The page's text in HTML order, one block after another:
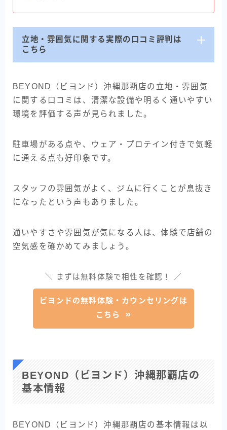
立地・雰囲気に関する実際の口コミ評判は
こちら
BEYOND（ビヨンド）沖縄那覇店の立地・雰囲気
に関する口コミは、清潔な設備や明るく通いやすい
環境を評価する声が見られました。
駐車場がある点や、ウェア・プロテイン付きで気軽
に通える点も好印象です。
スタッフの雰囲気がよく、ジムに行くことが息抜き
になったという声もありました。
通いやすさや雰囲気が気になる人は、体験で店舗の
空気感を確かめてみましょう。
＼ まずは無料体験で相性を確認！ ／
ビヨンドの無料体験・カウンセリングは
こちら
BEYOND（ビヨンド）沖縄那覇店の
基本情報
BEYOND（ビヨンド）沖縄那覇店の基本情報は以